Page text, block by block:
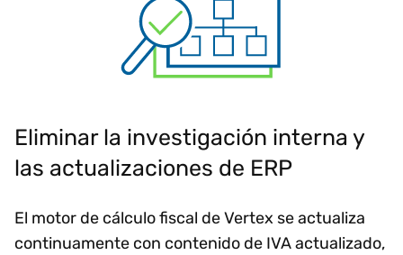
Eliminar la investigación interna y
las actualizaciones de ERP
El motor de cálculo fiscal de Vertex se actualiza
continuamente con contenido de IVA actualizado,